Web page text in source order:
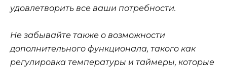
удовлетворить все ваши потребности.
Не забывайте также о возможности
дополнительного функционала, такого как
регулировка температуры и таймеры, которые